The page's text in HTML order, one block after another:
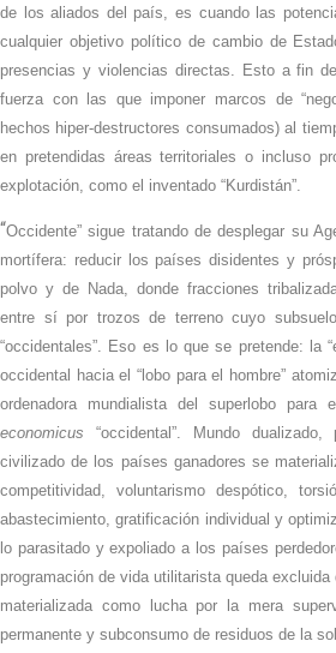
de los aliados del país, es cuando las
cualquier objetivo político de cambio de
presencias y violencias directas. Esto a fin
fuerza con las que imponer marcos de
hechos hiper-destructores consumados) al
en pretendidas áreas territoriales o incluso
explotación, como el inventado “Kurdistán”.
“Occidente” sigue tratando de desplegar su
mortífera: reducir los países disidentes y
polvo y de Nada, donde fracciones
entre sí por trozos de terreno cuyo
“occidentales”. Eso es lo que se pretende: la
occidental hacia el “lobo para el hombre”
ordenadora mundialista del superlobo
economicus “occidental”. Mundo
civilizado de los países ganadores se
competitividad, voluntarismo despótico,
abastecimiento, gratificación individual y
lo parasitado y expoliado a los países
programación de vida utilitarista queda excluida
materializada como lucha por la mera
permanente y subconsumo de residuos de la